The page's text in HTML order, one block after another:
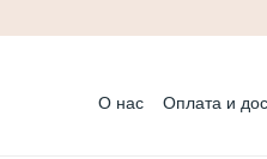
О нас Оплата и